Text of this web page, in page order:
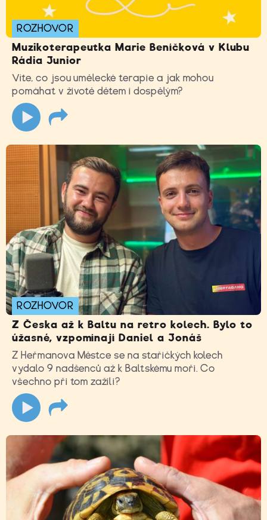
ROZHOVOR
Muzikoterapeutka Marie Beníčková v Klubu
Rádia Junior
Víte, co jsou umělecké terapie a jak mohou
pomáhat v životě dětem i dospělým?
ROZHOVOR
Z Česka až k Baltu na retro kolech. Bylo to
úžasné, vzpomínají Daniel a Jonáš
Z Heřmanova Městce se na stařičkých kolech
vydalo 9 nadšenců až k Baltskému moři. Co
všechno při tom zažili?